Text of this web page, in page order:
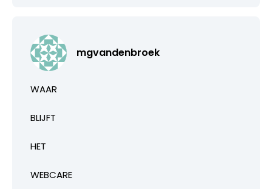
mgvandenbroek
WAAR
BLIJFT
HET
WEBCARE